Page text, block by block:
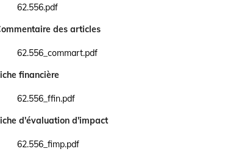
62.556.pdf
Ouvrir le document 62.556.pdf dans un nouvel onglet
des articles
62.556_commart.pdf
Ouvrir le document 62.556_commart.pdf dans un nouvel onglet
financière
62.556_ffin.pdf
Ouvrir le document 62.556_ffin.pdf dans un nouvel onglet
d'évaluation d'impact
62.556_fimp.pdf
Ouvrir le document 62.556_fimp.pdf dans un nouvel onglet